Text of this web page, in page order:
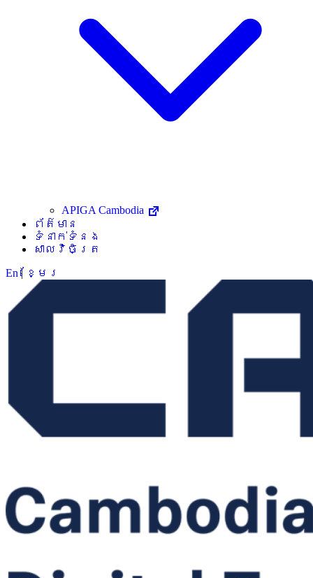
APIGA Cambodia
ព័ត៌មាន
ទំនាក់ទំនង
សាលវិចិត្រ
En | ខ្មែរ